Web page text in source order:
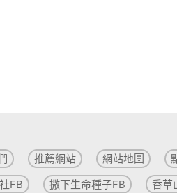
推薦網站 網站地圖
FB 撒下生命種子FB 香草